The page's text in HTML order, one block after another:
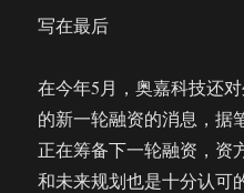
写在最后
在今年5月，奥嘉科技还
的新一轮融资的消息，据
正在筹备下一轮融资，资
和未来规划也是十分认可